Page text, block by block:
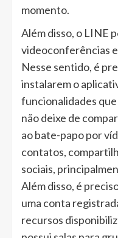
momento.
Além disso, o LINE
videoconferências
Nesse sentido, é
instalarem o
funcionalidades
não deixe de
ao bate-papo por
contatos,
sociais,
Além disso, é
uma conta
recursos